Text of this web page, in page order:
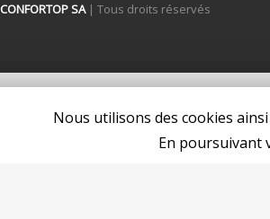
CONFORTOP SA| Tous droits réservés
Nous utilisons des cookies
En poursuivant